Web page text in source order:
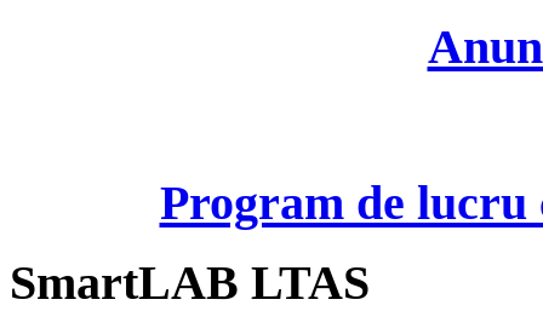
Program de
SmartLAB LTAS